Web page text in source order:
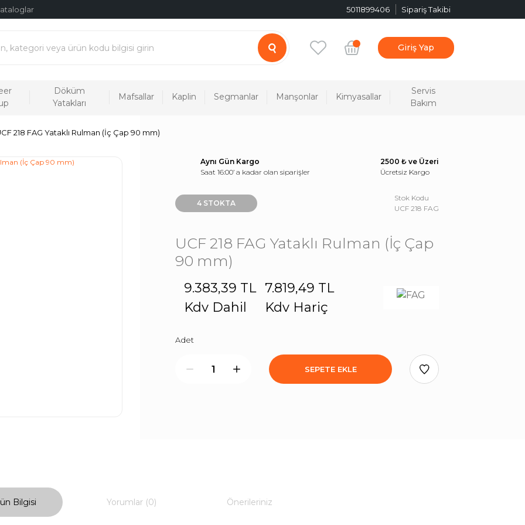
5011899406 Sipariş Takibi
Giriş Yap
Döküm
Yatakları
Mafsallar Kaplin Segmanlar Manşonlar Kimyasallar
Servis
Bakım
218 FAG Yataklı Rulman (İç Çap 90 mm)
Aynı Gün Kargo
Saat 16:00’ a kadar olan siparişler
2500 ₺ ve Üzeri
Ücretsiz Kargo
4 STOKTA
Stok Kodu
UCF 218 FAG
UCF 218 FAG Yataklı Rulman (İç Çap
90 mm)
9.383,39 TL
Kdv Dahil
7.819,49 TL
Kdv Hariç
Adet
SEPETE EKLE
Bilgisi Yorumlar (0) Önerileriniz